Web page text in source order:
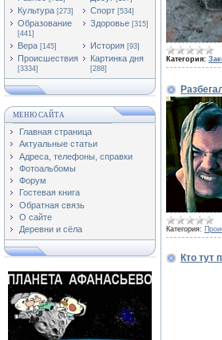
Культура [273] Спорт [534]
Образование
[441]
Здоровье [315]
Вера [145] История [93]
Происшествия
[3334]
Картинка дня
[288]
МЕНЮ САЙТА
Главная страница
Актуальные статьи
Адреса, телефоны, справки
Фотоальбомы
Форум
Гостевая книга
Обратная связь
О сайте
Деревни и сёла
Категория:
Категория:
Кто тут